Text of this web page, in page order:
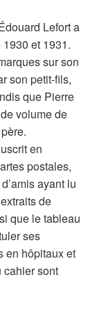
Lefort a
et 1931.
sur son
son petit-fils,
que Pierre
volume de
en
postales,
ayant lu
de
que le tableau
ses
en hôpitaux et
cahier sont